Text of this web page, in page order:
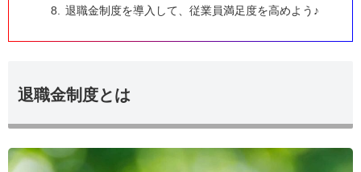
退職金制度を導入して、従業員満足度を高めよう♪
退職金制度とは